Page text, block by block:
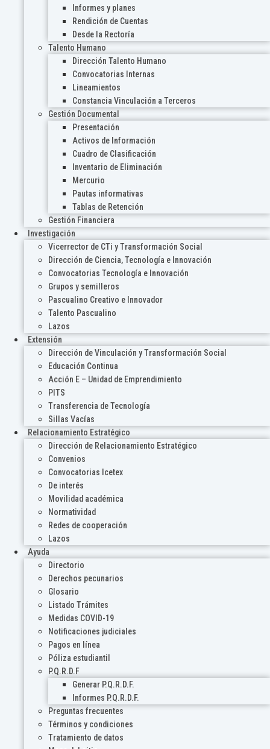
Informes y planes
Rendición de Cuentas
Desde la Rectoría
Talento Humano
Dirección Talento Humano
Convocatorias Internas
Lineamientos
Constancia Vinculación a Terceros
Gestión Documental
Presentación
Activos de Información
Cuadro de Clasificación
Inventario de Eliminación
Mercurio
Pautas informativas
Tablas de Retención
Gestión Financiera
Investigación
Vicerrector de CTi y Transformación Social
Dirección de Ciencia, Tecnología e Innovación
Convocatorias Tecnología e Innovación
Grupos y semilleros
Pascualino Creativo e Innovador
Talento Pascualino
Lazos
Extensión
Dirección de Vinculación y Transformación Social
Educación Continua
Acción E – Unidad de Emprendimiento
PITS
Transferencia de Tecnología
Sillas Vacías
Relacionamiento Estratégico
Dirección de Relacionamiento Estratégico
Convenios
Convocatorias Icetex
De interés
Movilidad académica
Normatividad
Redes de cooperación
Lazos
Ayuda
Directorio
Derechos pecunarios
Glosario
Listado Trámites
Medidas COVID-19
Notificaciones judiciales
Pagos en línea
Póliza estudiantil
P.Q.R.D.F
Generar P.Q.R.D.F.
Informes P.Q.R.D.F.
Preguntas frecuentes
Términos y condiciones
Tratamiento de datos